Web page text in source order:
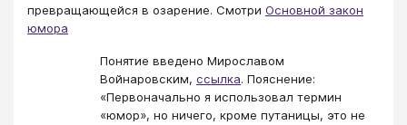
превращающейся в озарение. Смотри Основной закон
юмора
Понятие введено Мирославом
Войнаровским, ссылка. Пояснение:
«Первоначально я использовал термин
«юмор», но ничего, кроме путаницы, это не